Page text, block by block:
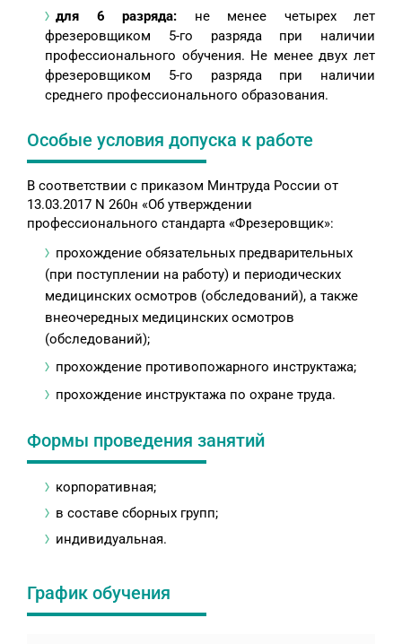
для 6 разряда: не менее четырех лет
фрезеровщиком 5-го разряда при наличии
профессионального обучения. Не менее двух лет
фрезеровщиком 5-го разряда при наличии
среднего профессионального образования.
Особые условия допуска к работе
В соответствии с приказом Минтруда России от
13.03.2017 N 260н «Об утверждении
профессионального стандарта «Фрезеровщик»:
прохождение обязательных предварительных
(при поступлении на работу) и периодических
медицинских осмотров (обследований), а также
внеочередных медицинских осмотров
(обследований);
прохождение противопожарного инструктажа;
прохождение инструктажа по охране труда.
Формы проведения занятий
корпоративная;
в составе сборных групп;
индивидуальная.
График обучения